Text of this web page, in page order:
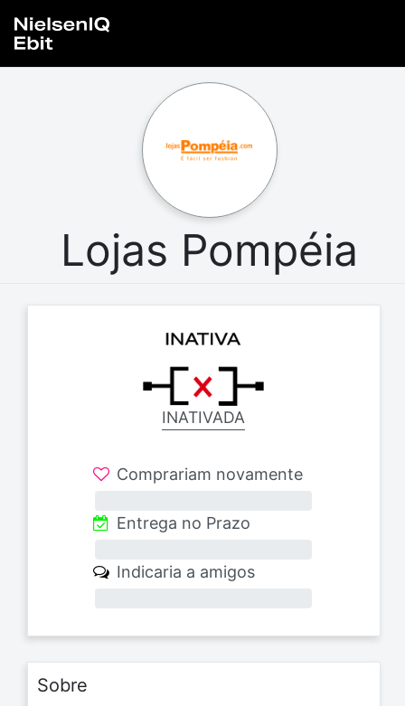
Lojas Pompéia
INATIVADA
Comprariam novamente
Entrega no Prazo
Indicaria a amigos
Sobre